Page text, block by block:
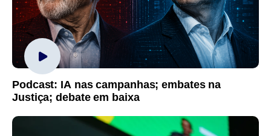
Podcast: IA nas campanhas; embates na
Justiça; debate em baixa